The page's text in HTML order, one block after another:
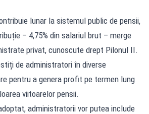
lunar la sistemul public de pensii,
– 4,75% din salariul brut – merge
privat, cunoscute drept Pilonul II.
de administratori în diverse
pentru a genera profit pe termen lung
viitoarelor pensii.
administratorii vor putea include